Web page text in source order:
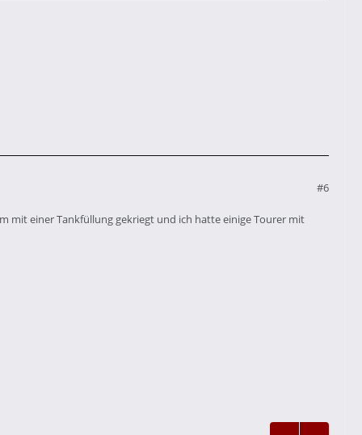
#6
mit einer Tankfüllung gekriegt und ich hatte einige Tourer mit